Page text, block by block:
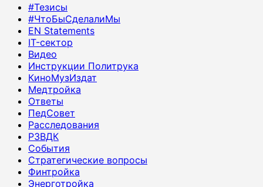
#Тезисы
#ЧтоБыСделалиМы
EN Statements
IT-сектор
Видео
Инструкции Политрука
КиноМузИздат
Медтройка
Ответы
ПедСовет
Расследования
РЗВДК
События
Стратегические вопросы
Финтройка
Энерготройка